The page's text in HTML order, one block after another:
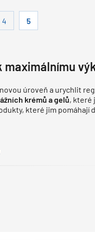
4 5
úroveň a urychlit
krémů a gelů, které
které jim pomáhají